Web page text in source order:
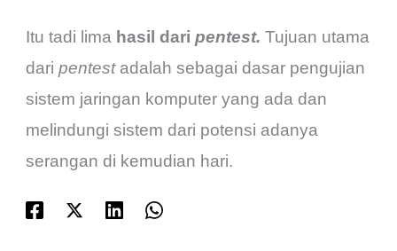
Itu tadi lima hasil daripentest. Tujuan utama
daripentestadalah sebagai dasar pengujian
sistem jaringan komputer yang ada dan
melindungi sistem dari potensi adanya
serangan di kemudian hari.